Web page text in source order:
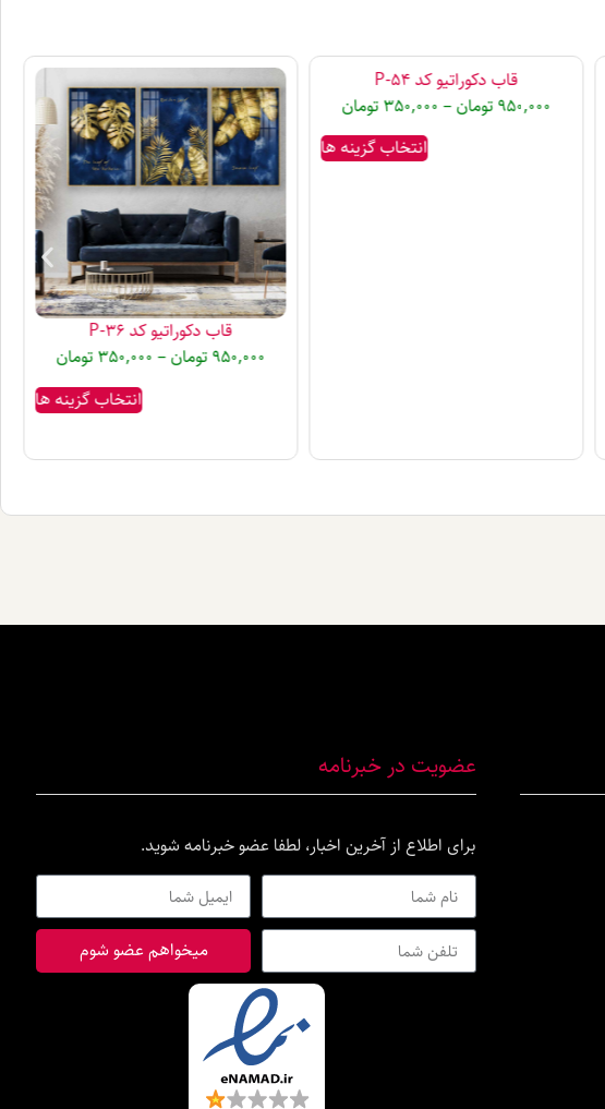
قاب دکوراتیو کد P-54
950,000 تومان–
350,000 تومان
انتخاب گزینه ها
قاب دکوراتیو کد P-36
950,000 تومان–
350,000 تومان
انتخاب گزینه ها
عضویت در خبرنامه
برای اطلاع از آخرین اخبار، لطفا عضو خبرنامه شوید.
میخواهم عضو شوم